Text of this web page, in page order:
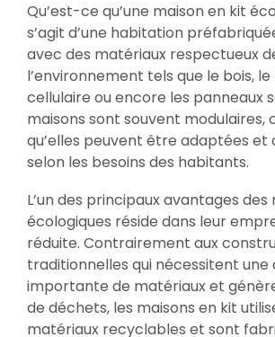
Qu’est-ce qu’une maison en kit
s’agit d’une habitation
avec des matériaux respectueux
l’environnement tels que le bois,
cellulaire ou encore les panneaux
maisons sont souvent modulaires,
qu’elles peuvent être adaptées et
selon les besoins des habitants.
L’un des principaux avantages des
écologiques réside dans leur
réduite. Contrairement aux
traditionnelles qui nécessitent une
importante de matériaux et
de déchets, les maisons en kit
matériaux recyclables et sont